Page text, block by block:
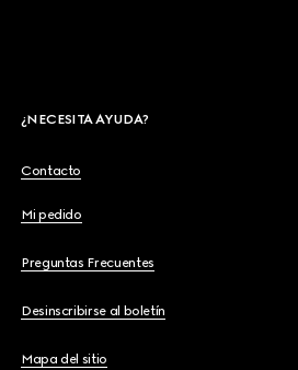
¿NECESITA AYUDA?
Contacto
Mi pedido
Preguntas Frecuentes
Desinscribirse al boletín
Mapa del sitio